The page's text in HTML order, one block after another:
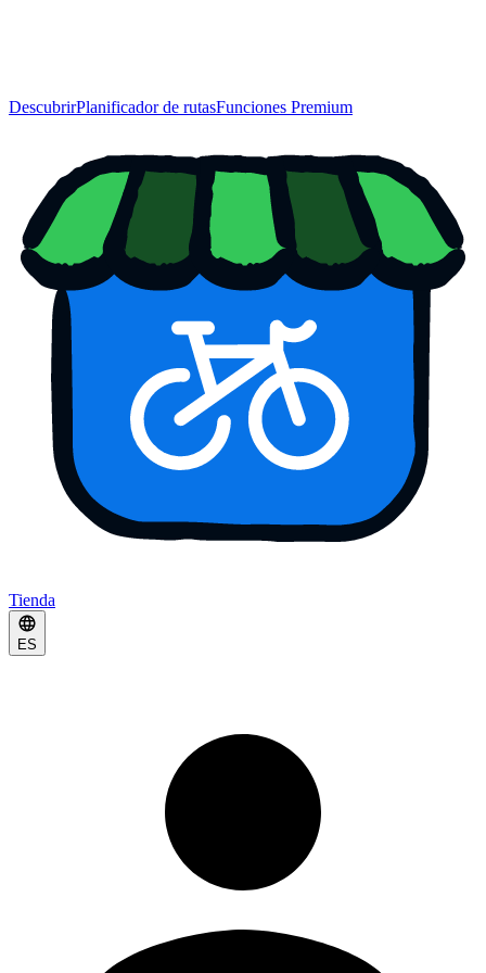
DescubrirPlanificador de rutasFunciones Premium
Tienda
ES